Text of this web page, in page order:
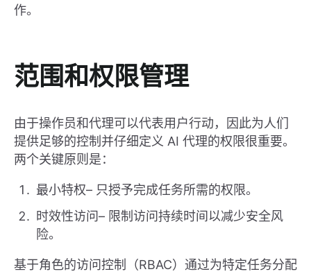
作。
范围和权限管理
由于操作员和代理可以代表用户行动，因此为人们
提供足够的控制并仔细定义 AI 代理的权限很重要。
两个关键原则是：
最小特权– 只授予完成任务所需的权限。
时效性访问– 限制访问持续时间以减少安全风
险。
基于角色的访问控制（RBAC）通过为特定任务分配